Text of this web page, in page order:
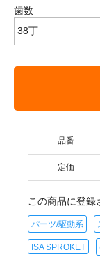
歯数
品番
定価
この商品に登録
パーツ/駆動系
ISA SPROKET